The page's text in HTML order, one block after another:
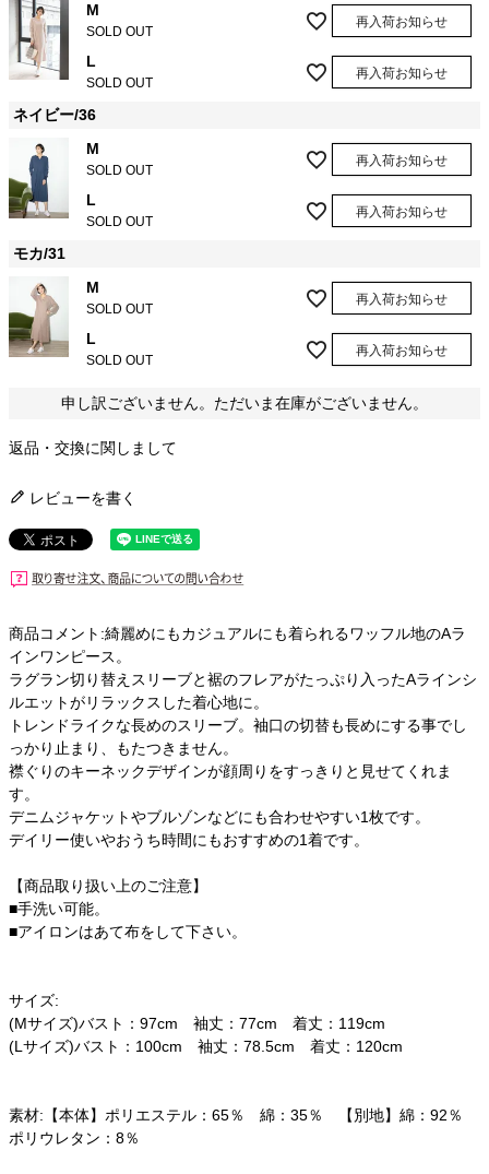
M
SOLD OUT
再入荷お知らせ
L
SOLD OUT
再入荷お知らせ
ネイビー/36
M
SOLD OUT
再入荷お知らせ
L
SOLD OUT
再入荷お知らせ
モカ/31
M
SOLD OUT
再入荷お知らせ
L
SOLD OUT
再入荷お知らせ
申し訳ございません。ただいま在庫がございません。
返品・交換に関しまして
レビューを書く
商品コメント:綺麗めにもカジュアルにも着られるワッフル地のAラ
インワンピース。
ラグラン切り替えスリーブと裾のフレアがたっぷり入ったAラインシ
ルエットがリラックスした着心地に。
トレンドライクな長めのスリーブ。袖口の切替も長めにする事でし
っかり止まり、もたつきません。
襟ぐりのキーネックデザインが顔周りをすっきりと見せてくれま
す。
デニムジャケットやブルゾンなどにも合わせやすい1枚です。
デイリー使いやおうち時間にもおすすめの1着です。
【商品取り扱い上のご注意】
■手洗い可能。
■アイロンはあて布をして下さい。
サイズ:
(Mサイズ)バスト：97cm 袖丈：77cm 着丈：119cm
(Lサイズ)バスト：100cm 袖丈：78.5cm 着丈：120cm
素材:【本体】ポリエステル：65％ 綿：35％ 【別地】綿：92％
ポリウレタン：8％